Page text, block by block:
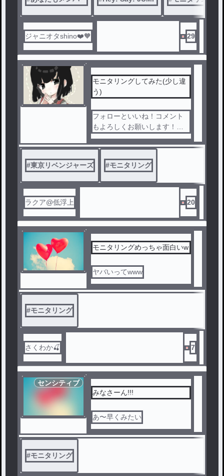
ジャニオタshino❤️🧡 29
モニタリングしてみた(少し違
う)
フォローといいね！コメント
もよろしくお願いします！
コラボ相手:リク さん
#東京リベンジャーズ #モニタリング
ラクア@低浮上 20
モニタリングめっちゃ面白いw
ヤバいってwww
#モニタリング
さくわか🍒 7
センシティブ
みなさーん!!!
あ〜早くみたい
#モニタリング